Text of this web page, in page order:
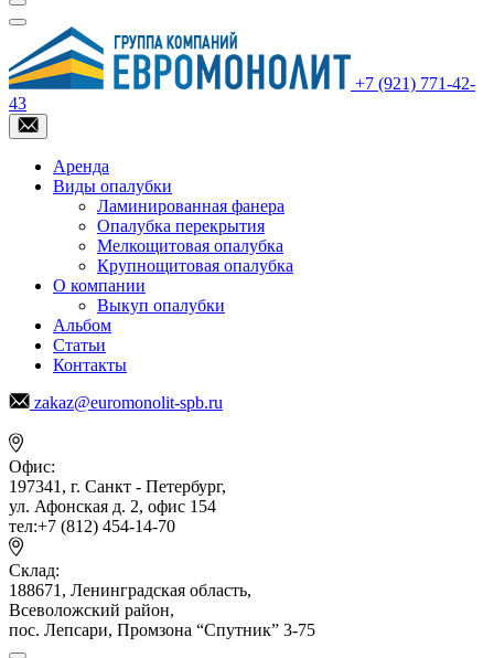
+7 (921) 771-42-
43
Аренда
Виды опалубки
Ламинированная фанера
Опалубка перекрытия
Мелкощитовая опалубка
Крупнощитовая опалубка
О компании
Выкуп опалубки
Альбом
Статьи
Контакты
zakaz@euromonolit-spb.ru
Офис:
197341, г. Санкт - Петербург,
ул. Афонская д. 2, офис 154
тел:+7 (812) 454-14-70
Склад:
188671, Ленинградская область,
Всеволожский район,
пос. Лепсари, Промзона “Спутник” 3-75